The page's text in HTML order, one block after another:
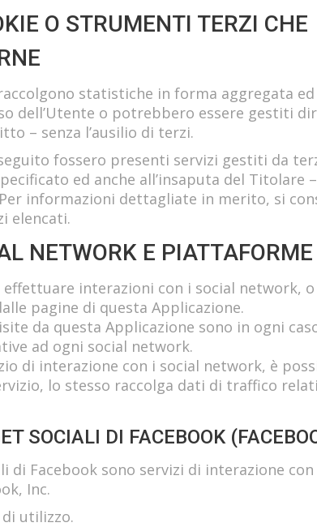
O STRUMENTI TERZI CHE
statistiche in forma aggregata
dell’Utente o potrebbero essere gestiti
– senza l’ausilio di terzi.
fossero presenti servizi gestiti da
ed anche all’insaputa del Titolare
informazioni dettagliate in merito, si
elencati.
NETWORK E
interazioni con i social network,
pagine di questa Applicazione.
da questa Applicazione sono in ogni
ad ogni social network.
di interazione con i social network, è
lo stesso raccolga dati di traffico
SOCIALI DI FACEBOOK
di Facebook sono servizi di interazione
Inc.
utilizzo.